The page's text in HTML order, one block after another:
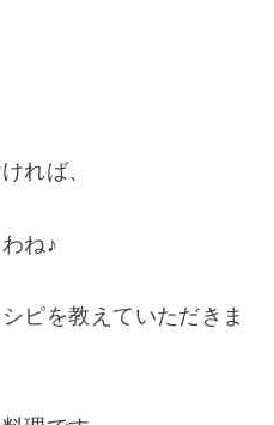
れば、
ね♪
ピを教えていただきま